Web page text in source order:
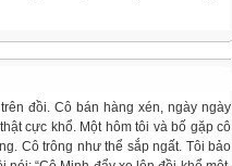
đồi. Cô bán hàng xén, ngày ngày
cực khổ. Một hôm tôi và bố gặp cô
Cô trông như thể sắp ngất. Tôi bảo